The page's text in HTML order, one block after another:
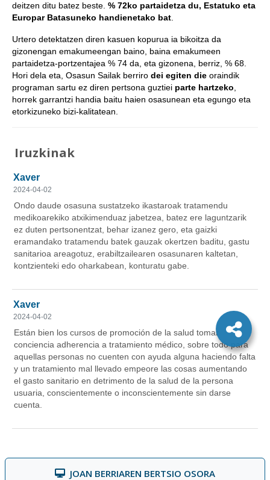
deitzen ditu batez beste. % 72ko partaidetza du, Estatuko eta
Europar Batasuneko handienetako bat
Urtero detektatzen diren kasuen kopurua ia bikoitza da
gizonengan emakumeengan baino, baina emakumeen
partaidetza-portzentajea % 74 da, eta gizonena, berriz, % 68.
Hori dela eta, Osasun Sailak berriro dei egiten die oraindik
programan sartu ez diren pertsona guztiei parte hartzeko
horrek garrantzi handia baitu haien osasunean eta egungo eta
etorkizuneko bizi-kalitatean.
Iruzkinak
JOAN BERRIAREN BERTSIO OSORA